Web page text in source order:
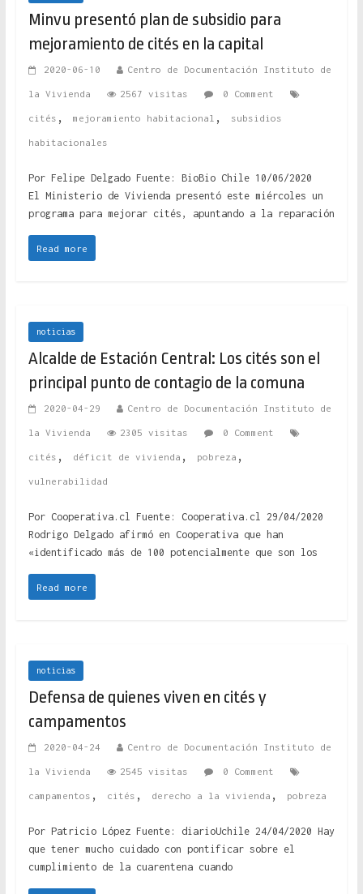
Minvu presentó plan de subsidio para
mejoramiento de cités en la capital
2020-06-10 Centro de Documentación Instituto de
la Vivienda 2567 visitas 0 Comment
cités , mejoramiento habitacional , subsidios
habitacionales
Por Felipe Delgado Fuente: BioBio Chile 10/06/2020
El Ministerio de Vivienda presentó este miércoles un
programa para mejorar cités, apuntando a la reparación
Read more
noticias
Alcalde de Estación Central: Los cités son el
principal punto de contagio de la comuna
2020-04-29 Centro de Documentación Instituto de
la Vivienda 2305 visitas 0 Comment
cités , déficit de vivienda , pobreza ,
vulnerabilidad
Por Cooperativa.cl Fuente: Cooperativa.cl 29/04/2020
Rodrigo Delgado afirmó en Cooperativa que han
«identificado más de 100 potencialmente que son los
Read more
noticias
Defensa de quienes viven en cités y
campamentos
2020-04-24 Centro de Documentación Instituto de
la Vivienda 2545 visitas 0 Comment
campamentos , cités , derecho a la vivienda , pobreza
Por Patricio López Fuente: diarioUchile 24/04/2020 Hay
que tener mucho cuidado con pontificar sobre el
cumplimiento de la cuarentena cuando